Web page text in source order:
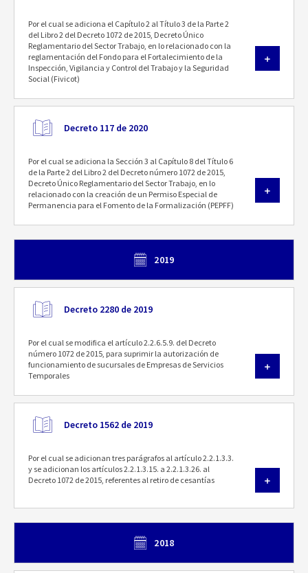
Por el cual se adiciona el Capítulo 2 al Título 3 de la Parte 2
del Libro 2 del Decreto 1072 de 2015, Decreto Único
Reglamentario del Sector Trabajo, en lo relacionado con la
reglamentación del Fondo para el Fortalecimiento de la
Inspección, Vigilancia y Control del Trabajo y la Seguridad
Social (Fivicot)
Decreto 117 de 2020
Por el cual se adiciona la Sección 3 al Capítulo 8 del Título 6
de la Parte 2 del Libro 2 del Decreto número 1072 de 2015,
Decreto Único Reglamentario del Sector Trabajo, en lo
relacionado con la creación de un Permiso Especial de
Permanencia para el Fomento de la Formalización (PEPFF)
2019
Decreto 2280 de 2019
Por el cual se modifica el artículo 2.2.6.5.9. del Decreto
número 1072 de 2015, para suprimir la autorización de
funcionamiento de sucursales de Empresas de Servicios
Temporales
Decreto 1562 de 2019
Por el cual se adicionan tres parágrafos al artículo 2.2.1.3.3.
y se adicionan los artículos 2.2.1.3.15. a 2.2.1.3.26. al
Decreto 1072 de 2015, referentes al retiro de cesantías
2018